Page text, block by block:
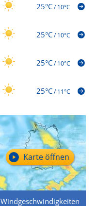
25°C/10°C
25°C/10°C
25°C/10°C
25°C/11°C
Windgeschwindigkeiten
Karte öffnen